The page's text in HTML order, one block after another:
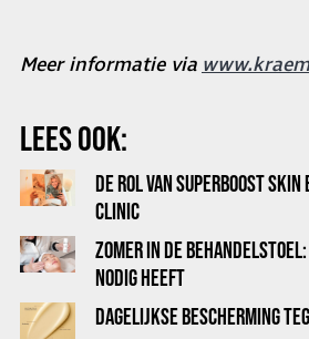
Meer informatie via
LEES OOK:
DE ROL VAN SUPERBOOST
CLINIC
ZOMER IN DE
NODIG HEEFT
DAGELIJKSE BESCHERMING